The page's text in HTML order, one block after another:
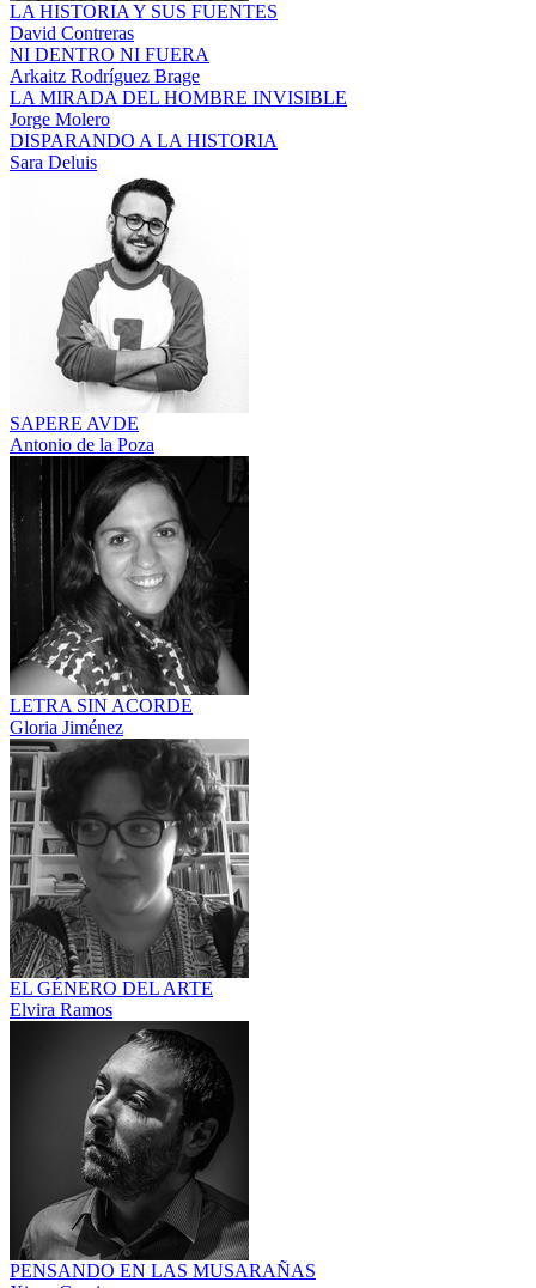
LA HISTORIA Y SUS FUENTES
David Contreras
NI DENTRO NI FUERA
Arkaitz Rodríguez Brage
LA MIRADA DEL HOMBRE INVISIBLE
Jorge Molero
DISPARANDO A LA HISTORIA
Sara Deluis
SAPERE AVDE
Antonio de la Poza
LETRA SIN ACORDE
Gloria Jiménez
EL GÉNERO DEL ARTE
Elvira Ramos
PENSANDO EN LAS MUSARAÑAS